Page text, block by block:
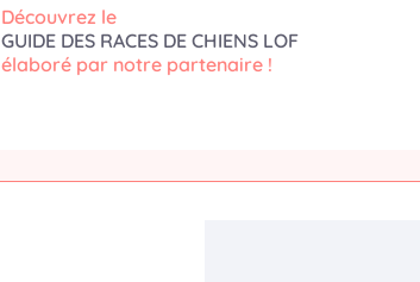
Découvrez le
GUIDE DES RACES DE CHIENS LOF
élaboré par notre partenaire !